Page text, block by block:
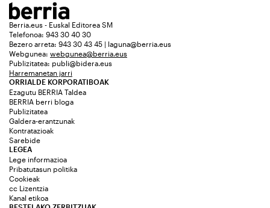
Berria.eus - Euskal Editorea SM
Telefonoa: 943 30 40 30
Bezero arreta: 943 30 43 45 | laguna@berria.eus
Webgunea: webgunea@berria.eus
Publizitatea: publi@bidera.eus
Harremanetan jarri
ORRIALDE KORPORATIBOAK
Ezagutu BERRIA Taldea
BERRIA berri bloga
Publizitatea
Galdera-erantzunak
Kontratazioak
Sarebide
LEGEA
Lege informazioa
Pribatutasun politika
Cookieak
cc Lizentzia
Kanal etikoa